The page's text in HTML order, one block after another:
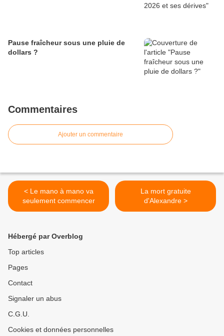
Pause fraîcheur sous une pluie de
dollars ?
Commentaires
Ajouter un commentaire
< Le mano à mano va
seulement commencer
La mort gratuite
d'Alexandre >
Hébergé par Overblog
Top articles
Pages
Contact
Signaler un abus
C.G.U.
Cookies et données personnelles